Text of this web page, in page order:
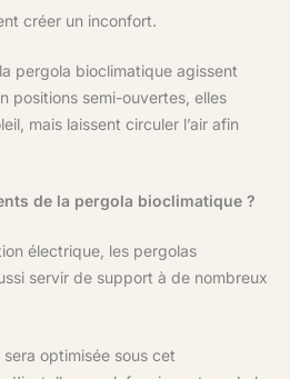
créer un inconfort.
pergola bioclimatique agissent
positions semi-ouvertes, elles
mais laissent circuler l’air afin
de la pergola bioclimatique ?
électrique, les pergolas
servir de support à de nombreux
optimisée sous cet